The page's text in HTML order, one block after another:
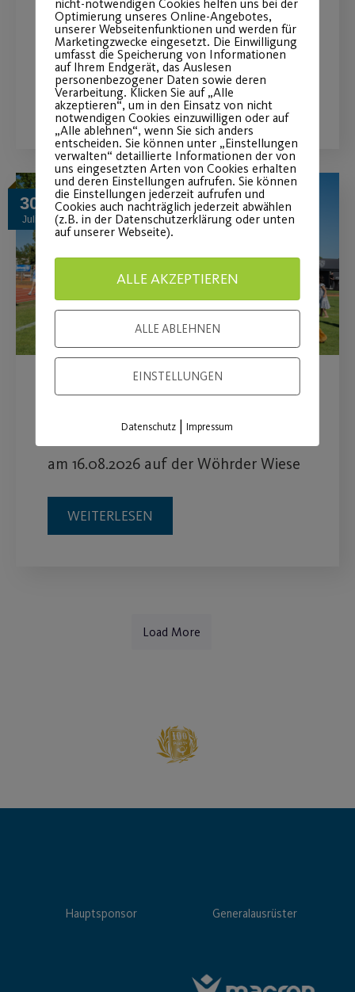
Radtourbericht vom 30.07. - Heiße
Tour, coole Truppe
WEITERLESEN
30
Juli
Post SV beim Bewegungstag
am 16.08.2026 auf der Wöhrder Wiese
WEITERLESEN
Load More
Hauptsponsor Generalausrüster
nicht-notwendigen Cookies helfen uns bei der
Optimierung unseres Online-Angebotes,
unserer Webseitenfunktionen und werden für
Marketingzwecke eingesetzt. Die Einwilligung
umfasst die Speicherung von Informationen
auf Ihrem Endgerät, das Auslesen
personenbezogener Daten sowie deren
Verarbeitung. Klicken Sie auf „Alle
akzeptieren“, um in den Einsatz von nicht
notwendigen Cookies einzuwilligen oder auf
„Alle ablehnen“, wenn Sie sich anders
entscheiden. Sie können unter „Einstellungen
verwalten“ detaillierte Informationen der von
uns eingesetzten Arten von Cookies erhalten
und deren Einstellungen aufrufen. Sie können
die Einstellungen jederzeit aufrufen und
Cookies auch nachträglich jederzeit abwählen
(z.B. in der Datenschutzerklärung oder unten
auf unserer Webseite).
ALLE AKZEPTIEREN
ALLE ABLEHNEN
EINSTELLUNGEN
Datenschutz |Impressum